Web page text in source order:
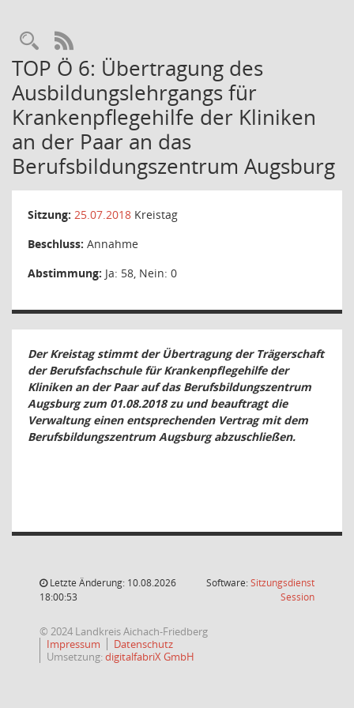
Rechercheauswahl
RSS-Feed
TOP Ö 6: Übertragung des
Ausbildungslehrgangs für
Krankenpflegehilfe der Kliniken
an der Paar an das
Berufsbildungszentrum Augsburg
Sitzung: 25.07.2018 Kreistag
Beschluss: Annahme
Abstimmung: Ja: 58, Nein: 0
Der Kreistag stimmt der Übertragung der Trägerschaft
der Berufsfachschule für Krankenpflegehilfe der
Kliniken an der Paar auf das Berufsbildungszentrum
Augsburg zum 01.08.2018 zu und beauftragt die
Verwaltung einen entsprechenden Vertrag mit dem
Berufsbildungszentrum Augsburg abzuschließen.
Letzte Änderung: 10.08.2026
18:00:53
Software:Sitzungsdienst
Session(Wird in
© 2024 Landkreis Aichach-Friedberg
Impressum
Datenschutz
Umsetzung:digitalfabriX GmbH